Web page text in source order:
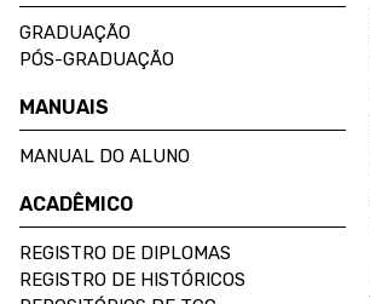
GRADUAÇÃO
PÓS-GRADUAÇÃO
MANUAIS
MANUAL DO ALUNO
ACADÊMICO
REGISTRO DE DIPLOMAS
REGISTRO DE HISTÓRICOS